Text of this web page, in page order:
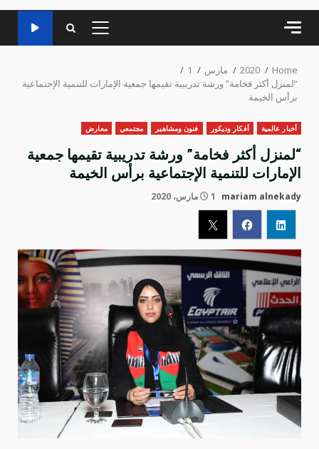
PRIMARY
Home
2020 مارس
1
“لمنزل أكثر فخامة” ورشة تدريبية تقيمها جمعية الإمارات للتنمية الإجتماعية
برأس الخيمة
أخبار عالمية أفكار وديكور فنون ومشاهير مجتمعي معارض
“لمنزل أكثر فخامة” ورشة تدريبية تقيمها جمعية
الإمارات للتنمية الإجتماعية برأس الخيمة
mariam alnekady 1 مارس، 2020